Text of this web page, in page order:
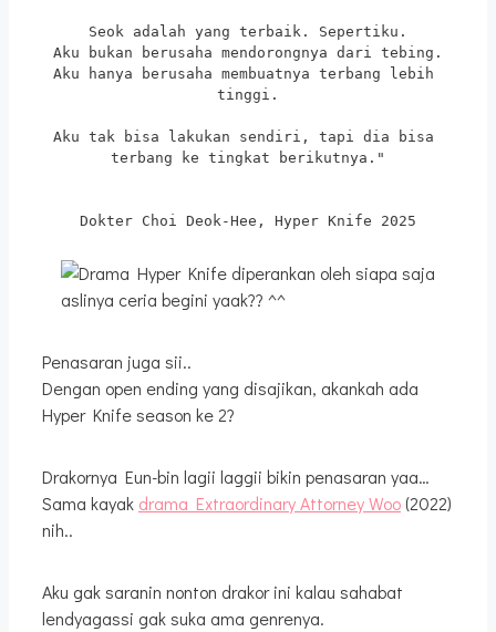
Seok adalah yang terbaik. Sepertiku.
Aku bukan berusaha mendorongnya dari tebing.
Aku hanya berusaha membuatnya terbang lebih
tinggi.
Aku tak bisa lakukan sendiri, tapi dia bisa
terbang ke tingkat berikutnya."
Dokter Choi Deok-Hee, Hyper Knife 2025
aslinya ceria begini yaak?? ^^
Penasaran juga sii..
Dengan open ending yang disajikan, akankah ada
Hyper Knife season ke 2?
Drakornya Eun-bin lagii laggii bikin penasaran yaa…
Sama kayak drama Extraordinary Attorney Woo(2022)
nih..
Aku gak saranin nonton drakor ini kalau sahabat
lendyagassi gak suka ama genrenya.